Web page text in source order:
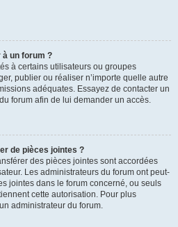
à un forum ?
à certains utilisateurs ou groupes
publier ou réaliser n’importe quelle autre
adéquates. Essayez de contacter un
forum afin de lui demander un accès.
de pièces jointes ?
des pièces jointes sont accordées
Les administrateurs du forum ont peut-
jointes dans le forum concerné, ou seuls
cette autorisation. Pour plus
administrateur du forum.